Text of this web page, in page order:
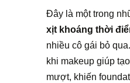
Đây là một trong
xịt khoáng thời
nhiều cô gái bỏ
khi makeup giúp
mượt, khiến